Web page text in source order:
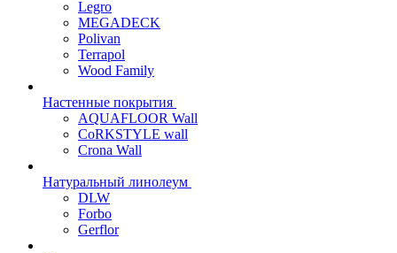
Legro
MEGADECK
Polivan
Terrapol
Wood Family
Настенные покрытия
AQUAFLOOR Wall
CoRKSTYLE wall
Crona Wall
Натуральный линолеум
DLW
Forbo
Gerflor